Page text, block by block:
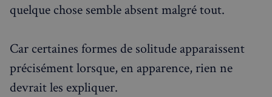
Rechercher dans Français à Londres - Magazine
RECHERCHES POPULAIRES
Annuaire des professionnels
quelque chose semble absent malgré tout.
Car certaines formes de solitude apparaissent
précisément lorsque, en apparence, rien ne
devrait les expliquer.